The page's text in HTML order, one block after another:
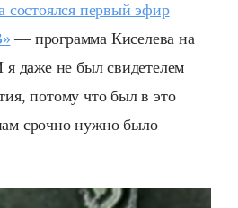
состоялся первый эфир
— программа Киселева на
я даже не был свидетелем
потому что был в это
срочно нужно было